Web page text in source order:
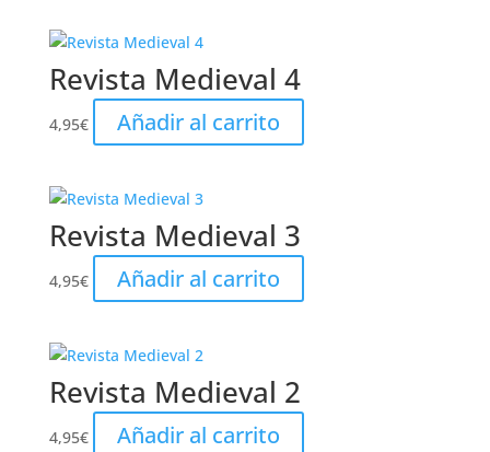
Revista Medieval 4
4,95€ Añadir al carrito
Revista Medieval 3
4,95€ Añadir al carrito
Revista Medieval 2
4,95€ Añadir al carrito